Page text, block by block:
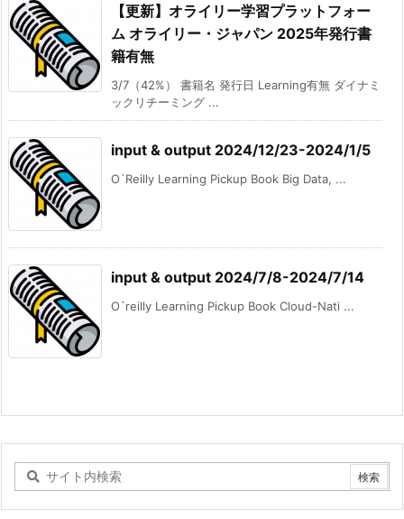
【更新】オライリー学習プラットフォー
ム オライリー・ジャパン 2025年発行書
籍有無
3/7（42%） 書籍名 発行日 Learning有無 ダイナミ
ックリチーミング ...
input & output 2024/12/23-2024/1/5
O`Reilly Learning Pickup Book Big Data, ...
input & output 2024/7/8-2024/7/14
O`reilly Learning Pickup Book Cloud-Nati ...